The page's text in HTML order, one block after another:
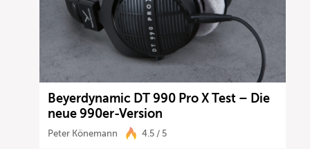
Beyerdynamic DT 990 Pro X Test – Die
neue 990er-Version
Peter Könemann 4.5 / 5